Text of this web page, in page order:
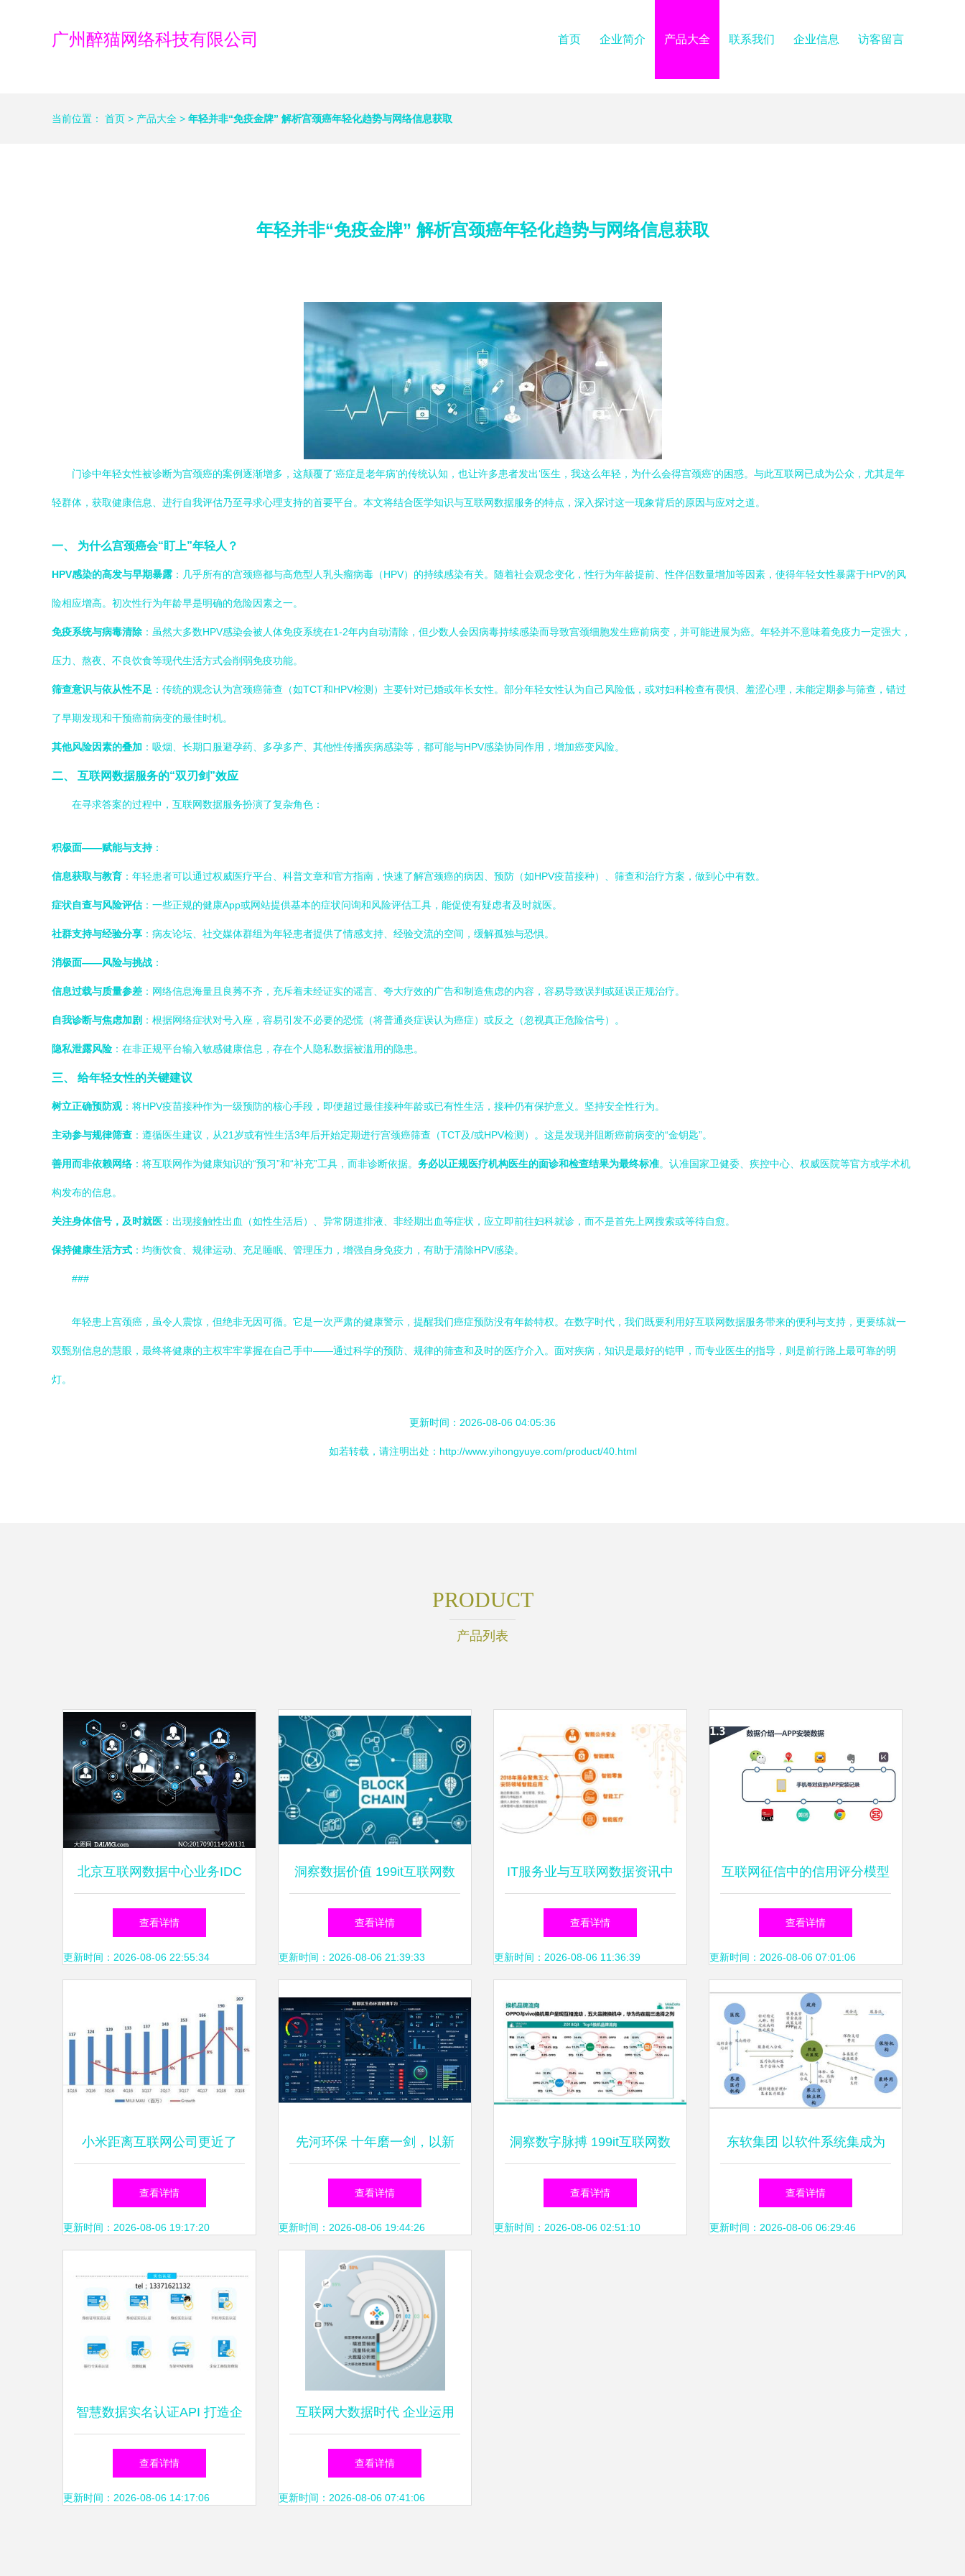
广州醉猫网络科技有限公司 首页 企业简介 产品大全 联系我们 企业信息 访客留言
当前位置： 首页 > 产品大全 > 年轻并非“免疫金牌” 解析宫颈癌年轻化趋势与网络信息获取
年轻并非“免疫金牌” 解析宫颈癌年轻化趋势与网络信息获取
门诊中年轻女性被诊断为宫颈癌的案例逐渐增多，这颠覆了‘癌症是老年病’的传统认知，也让许多患者发出‘医生，我这么年轻，为什么会得宫颈癌’的困惑。与此互联网已成为公众，尤其是年
轻群体，获取健康信息、进行自我评估乃至寻求心理支持的首要平台。本文将结合医学知识与互联网数据服务的特点，深入探讨这一现象背后的原因与应对之道。
一、 为什么宫颈癌会“盯上”年轻人？
HPV感染的高发与早期暴露 ：几乎所有的宫颈癌都与高危型人乳头瘤病毒（HPV）的持续感染有关。随着社会观念变化，性行为年龄提前、性伴侣数量增加等因素，使得年轻女性暴露于HPV的风
险相应增高。初次性行为年龄早是明确的危险因素之一。
免疫系统与病毒清除 ：虽然大多数HPV感染会被人体免疫系统在1-2年内自动清除，但少数人会因病毒持续感染而导致宫颈细胞发生癌前病变，并可能进展为癌。年轻并不意味着免疫力一定强大，
压力、熬夜、不良饮食等现代生活方式会削弱免疫功能。
筛查意识与依从性不足 ：传统的观念认为宫颈癌筛查（如TCT和HPV检测）主要针对已婚或年长女性。部分年轻女性认为自己风险低，或对妇科检查有畏惧、羞涩心理，未能定期参与筛查，错过
了早期发现和干预癌前病变的最佳时机。
其他风险因素的叠加 ：吸烟、长期口服避孕药、多孕多产、其他性传播疾病感染等，都可能与HPV感染协同作用，增加癌变风险。
二、 互联网数据服务的“双刃剑”效应
在寻求答案的过程中，互联网数据服务扮演了复杂角色：
积极面——赋能与支持：
信息获取与教育 ：年轻患者可以通过权威医疗平台、科普文章和官方指南，快速了解宫颈癌的病因、预防（如HPV疫苗接种）、筛查和治疗方案，做到心中有数。
症状自查与风险评估：一些正规的健康App或网站提供基本的症状问询和风险评估工具，能促使有疑虑者及时就医。
社群支持与经验分享 ：病友论坛、社交媒体群组为年轻患者提供了情感支持、经验交流的空间，缓解孤独与恐惧。
消极面——风险与挑战 ：
信息过载与质量参差 ：网络信息海量且良莠不齐，充斥着未经证实的谣言、夸大疗效的广告和制造焦虑的内容，容易导致误判或延误正规治疗。
自我诊断与焦虑加剧 ：根据网络症状对号入座，容易引发不必要的恐慌（将普通炎症误认为癌症）或反之（忽视真正危险信号）。
隐私泄露风险 ：在非正规平台输入敏感健康信息，存在个人隐私数据被滥用的隐患。
三、 给年轻女性的关键建议
树立正确预防观：将HPV疫苗接种作为一级预防的核心手段，即便超过最佳接种年龄或已有性生活，接种仍有保护意义。坚持安全性行为。
主动参与规律筛查 ：遵循医生建议，从21岁或有性生活3年后开始定期进行宫颈癌筛查（TCT及/或HPV检测）。这是发现并阻断癌前病变的“金钥匙”。
善用而非依赖网络 ：将互联网作为健康知识的“预习”和“补充”工具，而非诊断依据。 务必以正规医疗机构医生的面诊和检查结果为最终标准。认准国家卫健委、疾控中心、权威医院等官方或学术机
构发布的信息。
关注身体信号，及时就医 ：出现接触性出血（如性生活后）、异常阴道排液、非经期出血等症状，应立即前往妇科就诊，而不是首先上网搜索或等待自愈。
保持健康生活方式 ：均衡饮食、规律运动、充足睡眠、管理压力，增强自身免疫力，有助于清除HPV感染。
###
年轻患上宫颈癌，虽令人震惊，但绝非无因可循。它是一次严肃的健康警示，提醒我们癌症预防没有年龄特权。在数字时代，我们既要利用好互联网数据服务带来的便利与支持，更要练就一
双甄别信息的慧眼，最终将健康的主权牢牢掌握在自己手中——通过科学的预防、规律的筛查和及时的医疗介入。面对疾病，知识是最好的铠甲，而专业医生的指导，则是前行路上最可靠的明
灯。
更新时间：2026-08-06 04:05:36
如若转载，请注明出处：http://www.yihongyuye.com/product/40.html
PRODUCT
产品列表
北京互联网数据中心业务IDC
许可费用与互联网数据服务全
解析
查看详情
更新时间：2026-08-06 22:55:34
洞察数据价值 199it互联网数
据服务如何驱动行业创新
查看详情
更新时间：2026-08-06 21:39:33
IT服务业与互联网数据资讯中
心199it的协同发展
查看详情
更新时间：2026-08-06 11:36:39
互联网征信中的信用评分模型
——基于用户APP使用数据的
Excel案例
查看详情
更新时间：2026-08-06 07:01:06
小米距离互联网公司更近了
吗？——解析其互联网数据服
务的演进与挑战
查看详情
更新时间：2026-08-06 19:17:20
先河环保 十年磨一剑，以新
基建东风引领环保产业数字化
未来
查看详情
更新时间：2026-08-06 19:44:26
洞察数字脉搏 199it互联网数
据资讯中心与数据服务的革新
之路
查看详情
更新时间：2026-08-06 02:51:10
东软集团 以软件系统集成为
基石，医疗信息化引领未来增
长
查看详情
更新时间：2026-08-06 06:29:46
智慧数据实名认证API 打造企
业服务新入口，助力互联网金
融发展
查看详情
更新时间：2026-08-06 14:17:06
互联网大数据时代 企业运用
移动端实现网络精准营销的策
略与实践
查看详情
更新时间：2026-08-06 07:41:06